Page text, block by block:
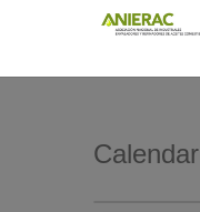
Calendar